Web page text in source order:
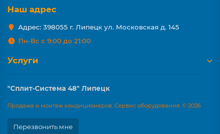
Наш адрес
Адрес: 398055 г. Липецк ул. Московская д. 145
Пн-Вс с 9:00 до 21:00
Услуги
"Сплит-Система 48" Липецк
Продажа и монтаж кондиционеров. Сервис оборудования. © 2026
Перезвонить мне